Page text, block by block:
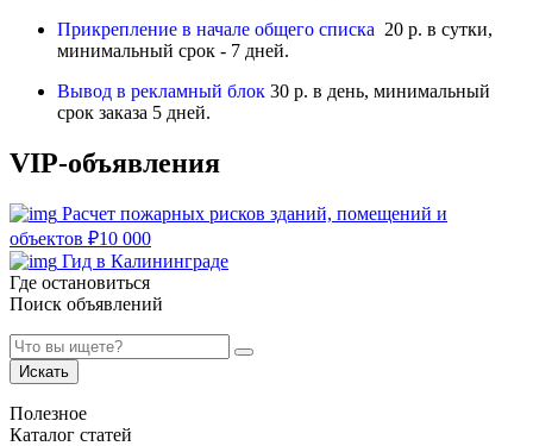
Прикрепление в начале общего списка 20 р. в сутки,
минимальный срок - 7 дней.
Вывод в рекламный блок 30 р. в день, минимальный
срок заказа 5 дней.
VIP-объявления
Расчет пожарных рисков зданий, помещений и
объектов ₽10 000
Гид в Калининграде
Где остановиться
Поиск объявлений
Искать
Полезное
Каталог статей